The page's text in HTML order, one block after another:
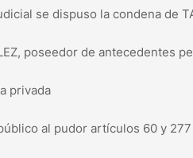
se dispuso la condena de
poseedor de antecedentes
privada
al pudor artículos 60 y